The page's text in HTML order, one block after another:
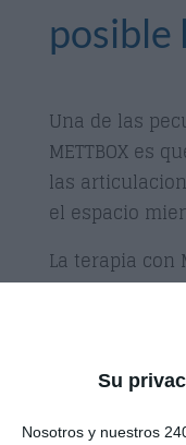
Su
Nosotros y nuestros
posible
Una de las
METTBOX es
las
el espacio
La terapia con
desgravar la
que facilita
la persona no
es un